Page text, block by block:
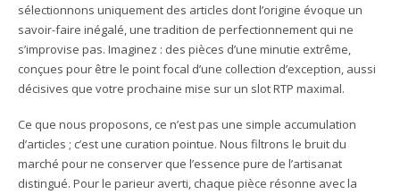
sélectionnons uniquement des articles dont l’origine évoque un
savoir-faire inégalé, une tradition de perfectionnement qui ne
s’improvise pas. Imaginez : des pièces d’une minutie extrême,
conçues pour être le point focal d’une collection d’exception, aussi
décisives que votre prochaine mise sur un slot RTP maximal.
Ce que nous proposons, ce n’est pas une simple accumulation
d’articles ; c’est une curation pointue. Nous filtrons le bruit du
marché pour ne conserver que l’essence pure de l’artisanat
distingué. Pour le parieur averti, chaque pièce résonne avec la